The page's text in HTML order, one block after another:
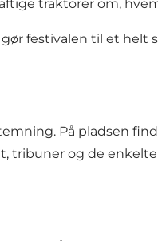
traktorer om,
festivalen til et
På pladsen
tribuner og de